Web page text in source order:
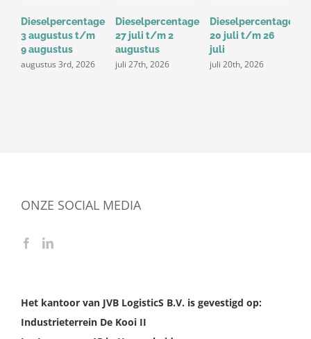
Dieselpercentage
3 augustus t/m
9 augustus
augustus 3rd, 2026
Dieselpercentage
27 juli t/m 2
augustus
juli 27th, 2026
Dieselpercentage
20 juli t/m 26
juli
juli 20th, 2026
ONZE SOCIAL MEDIA
Het kantoor van JVB LogisticS B.V. is gevestigd op:
Industrieterrein De Kooi II